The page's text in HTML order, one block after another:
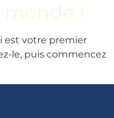
!
est votre premier
le, puis commencez